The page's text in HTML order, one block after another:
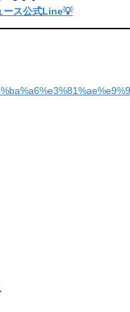
ース公式Line💡